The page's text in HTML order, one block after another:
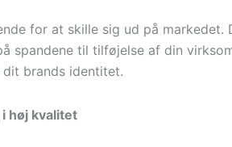
for at skille sig ud på
spandene til tilføjelse af din
dit brands identitet.
høj kvalitet